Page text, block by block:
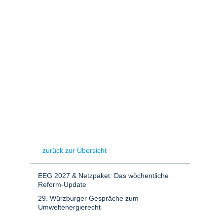
zurück zur Übersicht
EEG 2027 & Netzpaket: Das wöchentliche
Reform-Update
29. Würzburger Gespräche zum
Umweltenergierecht